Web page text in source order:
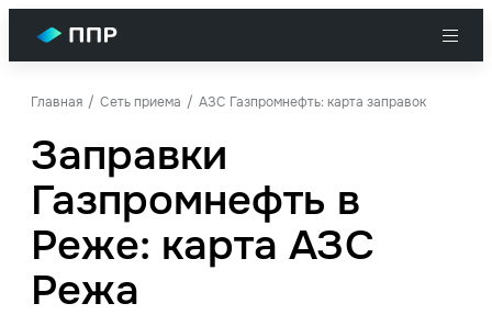
Главная Сеть приема АЗС Газпромнефть: карта заправок
Заправки
Газпромнефть в
Реже: карта АЗС
Режа